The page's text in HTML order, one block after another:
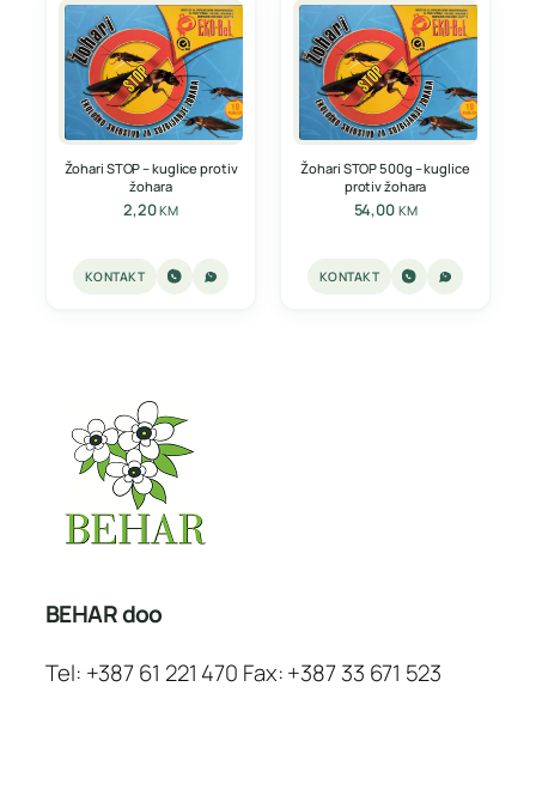
Žohari STOP – kuglice protiv
žohara
2,20KM
KONTAKT
Žohari STOP 500g – kuglice
protiv žohara
54,00 KM
KONTAKT
BEHAR doo
Tel: +387 61 221 470 Fax: +387 33 671 523